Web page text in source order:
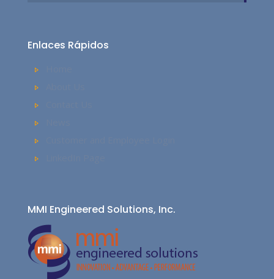
Enlaces Rápidos
MMI Engineered Solutions, Inc.